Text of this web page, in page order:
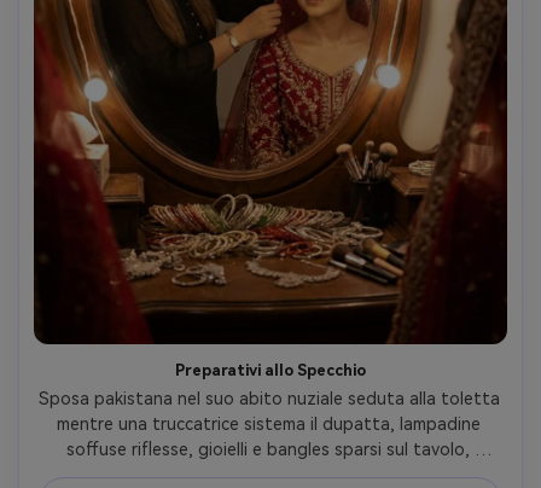
Preparativi allo Specchio
Sposa pakistana nel suo abito nuziale seduta alla toletta
mentre una truccatrice sistema il dupatta, lampadine
soffuse riflesse, gioielli e bangles sparsi sul tavolo,
atmosfera intima di backstage, scattata con Canon R6,